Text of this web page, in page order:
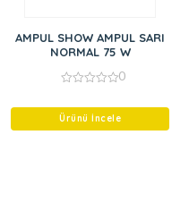
AMPUL SHOW AMPUL SARI
NORMAL 75 W
of
0
Ürünü İncele